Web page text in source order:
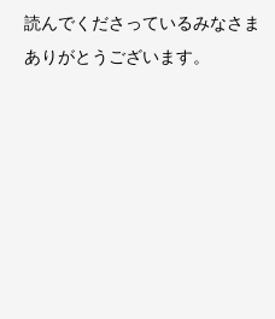
読んでくださっているみなさま
ありがとうございます。